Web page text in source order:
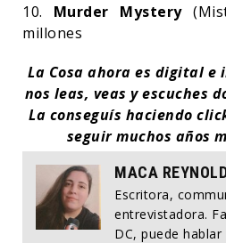
10. Murder Mystery
millones
La Cosa ahora es digital
nos leas, veas y escuches
La conseguís haciendo
seguir muchos años
MACA
Escritora,
entrevistadora.
DC, puede